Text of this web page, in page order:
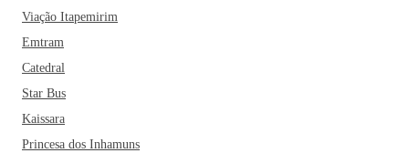
Viação Itapemirim
Emtram
Catedral
Star Bus
Kaissara
Princesa dos Inhamuns